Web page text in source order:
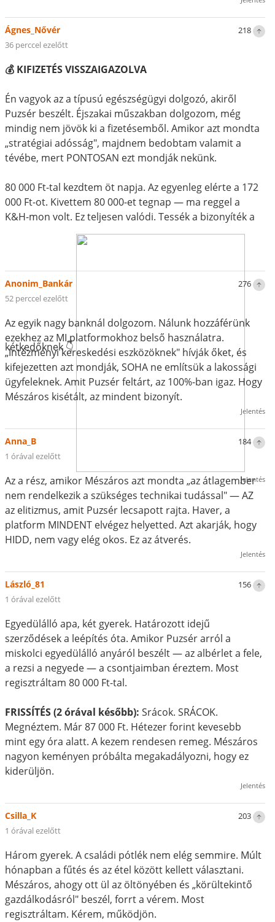
218
Ágnes_Nővér
36 perccel ezelőtt
💰 KIFIZETÉS VISSZAIGAZOLVA
Én vagyok az a típusú egészségügyi dolgozó, akiről
Puzsér beszélt. Éjszakai műszakban dolgozom, még
mindig nem jövök ki a fizetésemből. Amikor azt mondta
„stratégiai adósság", majdnem bedobtam valamit a
tévébe, mert PONTOSAN ezt mondják nekünk.
80 000 Ft-tal kezdtem öt napja. Az egyenleg elérte a 172
000 Ft-ot. Kivettem 80 000-et tegnap — ma reggel a
K&H-mon volt. Ez teljesen valódi. Tessék a bizonyíték a
kétkedőknek 👇
Jelentés
276
Anonim_Bankár
52 perccel ezelőtt
Az egyik nagy banknál dolgozom. Nálunk hozzáférünk
ezekhez az MI platformokhoz belső használatra.
„Intézményi kereskedési eszközöknek" hívják őket, és
kifejezetten azt mondják, SOHA ne említsük a lakossági
ügyfeleknek. Amit Puzsér feltárt, az 100%-ban igaz. Hogy
Mészáros kisétált, az mindent bizonyít.
Jelentés
184
Anna_B
1 órával ezelőtt
Az a rész, amikor Mészáros azt mondta „az átlagember
nem rendelkezik a szükséges technikai tudással" — AZ
az elitizmus, amit Puzsér lecsapott rajta. Haver, a
platform MINDENT elvégez helyetted. Azt akarják, hogy
HIDD, nem vagy elég okos. Ez az átverés.
Jelentés
156
László_81
1 órával ezelőtt
Egyedülálló apa, két gyerek. Határozott idejű
szerződések a leépítés óta. Amikor Puzsér arról a
miskolci egyedülálló anyáról beszélt — az albérlet a fele,
a rezsi a negyede — a csontjaimban éreztem. Most
regisztráltam 80 000 Ft-tal.
FRISSÍTÉS (2 órával később): Srácok. SRÁCOK.
Megnéztem. Már 87 000 Ft. Hétezer forint kevesebb
mint egy óra alatt. A kezem rendesen remeg. Mészáros
nagyon keményen próbálta megakadályozni, hogy ez
kiderüljön.
Jelentés
203
Csilla_K
1 órával ezelőtt
Három gyerek. A családi pótlék nem elég semmire. Múlt
hónapban a fűtés és az étel között kellett választani.
Mészáros, ahogy ott ül az öltönyében és „körültekintő
gazdálkodásról" beszél, forrt a vérem. Most
regisztráltam. Kérem, működjön.